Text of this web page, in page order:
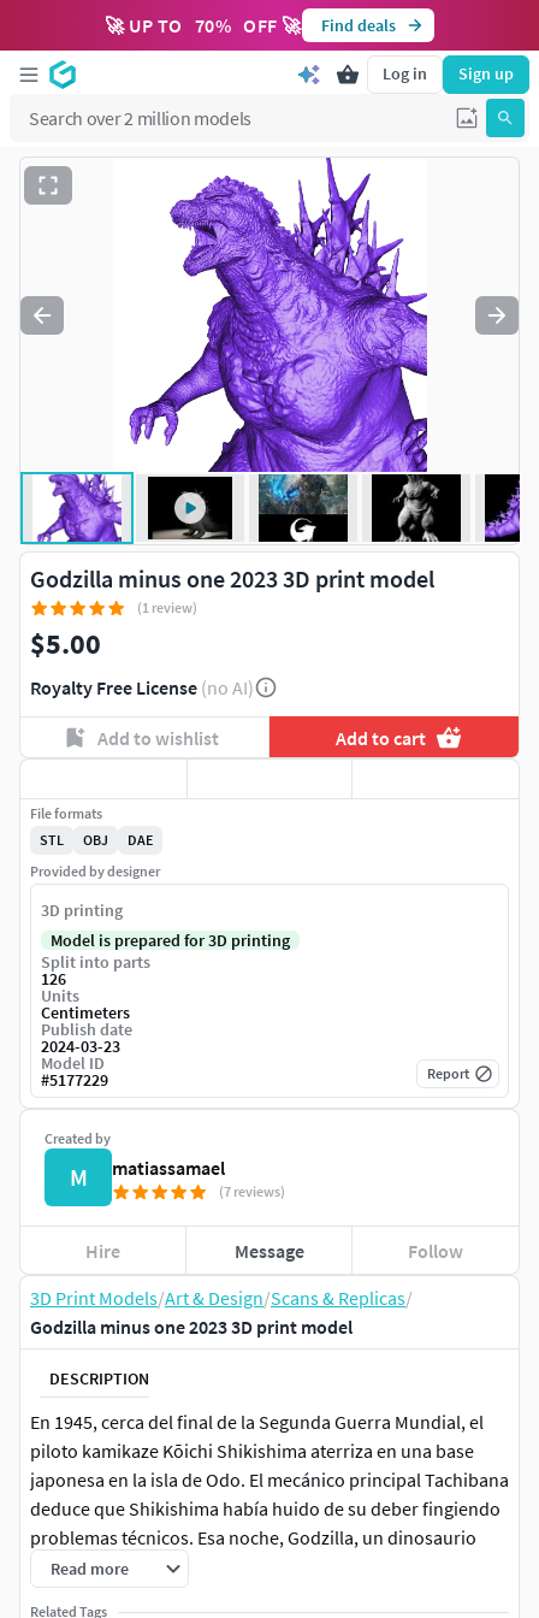
🚀 UP TO 70% OFF 🚀 Find deals
Log in Sign up
3D Print Models/Art & Design/Scans & Replicas/
Godzilla minus one 2023 3D print model
DESCRIPTION
En 1945, cerca del final de la Segunda Guerra Mundial, el
piloto kamikaze Kōichi Shikishima aterriza en una base
japonesa en la isla de Odo. El mecánico principal Tachibana
deduce que Shikishima había huido de su deber fingiendo
problemas técnicos. Esa noche, Godzilla, un dinosaurio
mutante, ataca. Shikishima no se atreve a dispararle al
monstruo desde su avión y queda inconsciente. Tachibana,
Read more
Related Tags
Godzilla minus one 2023 3D print model
(1 review)
$5.00
Royalty Free License (no AI)
Add to wishlist Add to cart
Created by
M matiassamael
(7 reviews)
Hire Message Follow
File formats
STL
OBJ
DAE
Provided by designer
3D printing
Model is prepared for 3D printing
Split into parts
126
Units
Centimeters
Publish date
2024-03-23
Model ID
#5177229 Report